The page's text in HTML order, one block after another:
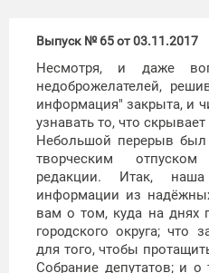
Выпуск № 65 от 03.11.2017
Несмотря, и даже
недоброжелателей,
информация" закрыта, и
узнавать то, что
Небольшой перерыв
творческим
редакции. Итак,
информации из
вам о том, куда на днях
городского округа; что
для того, чтобы
Собрание депутатов; и